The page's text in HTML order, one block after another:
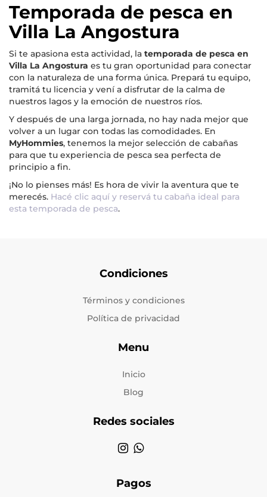
Temporada de pesca en
Villa La Angostura
Si te apasiona esta actividad, la temporada de pesca en
Villa La Angostura es tu gran oportunidad para conectar
con la naturaleza de una forma única. Prepará tu equipo,
tramitá tu licencia y vení a disfrutar de la calma de
nuestros lagos y la emoción de nuestros ríos.
Y después de una larga jornada, no hay nada mejor que
volver a un lugar con todas las comodidades. En
MyHommies, tenemos la mejor selección de cabañas
para que tu experiencia de pesca sea perfecta de
principio a fin.
¡No lo pienses más! Es hora de vivir la aventura que te
merecés. Hacé clic aquí y reservá tu cabaña ideal para
esta temporada de pesca.
Condiciones
Términos y condiciones
Política de privacidad
Menu
Inicio
Blog
Redes sociales
Pagos